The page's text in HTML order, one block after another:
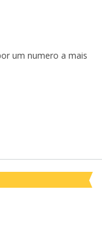
um numero a mais